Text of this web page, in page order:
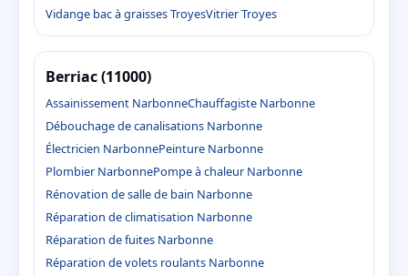
Vidange bac à graisses TroyesVitrier Troyes
Berriac (11000)
Assainissement NarbonneChauffagiste Narbonne
Débouchage de canalisations Narbonne
Électricien NarbonnePeinture Narbonne
Plombier NarbonnePompe à chaleur Narbonne
Rénovation de salle de bain Narbonne
Réparation de climatisation Narbonne
Réparation de fuites Narbonne
Réparation de volets roulants Narbonne